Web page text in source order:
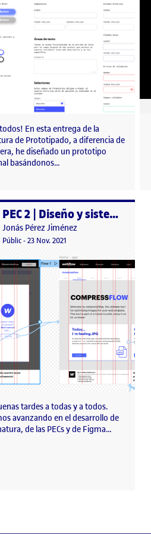
En esta entrega de la
de Prototipado, a diferencia de
he diseñado un prototipo
basándonos…
PEC2?
per PEC 2 | Diseño y sistematización de una interfaz gráfica
Publicat per
Jonás Pérez Jiménez
Visibilitat:
Públic-Data de publicació
23 Nov. 2021
tardes a todas y a todos.
avanzando en el desarrollo de
de las PECs y de Figma…